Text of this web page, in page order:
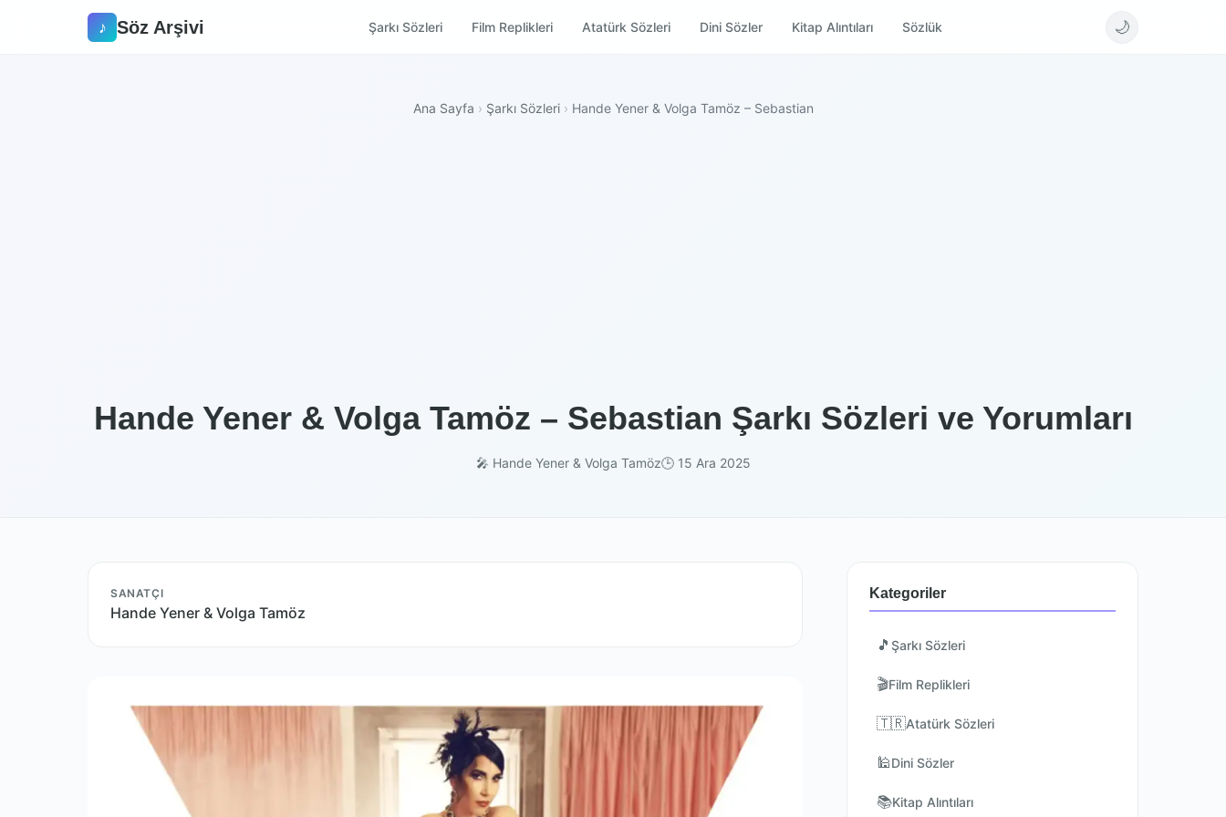
♪ Söz Arşivi Şarkı Sözleri Film Replikleri Atatürk Sözleri Dini Sözler Kitap Alıntıları Sözlük 🌙
Ana Sayfa › Şarkı Sözleri › Hande Yener & Volga Tamöz – Sebastian
Hande Yener & Volga Tamöz – Sebastian Şarkı Sözleri ve Yorumları
🎤 Hande Yener & Volga Tamöz🕒 15 Ara 2025
SANATÇI
Hande Yener & Volga Tamöz
Kategoriler
🎵 Şarkı Sözleri
🎬Film Replikleri
🇹🇷Atatürk Sözleri
🕌Dini Sözler
📚Kitap Alıntıları